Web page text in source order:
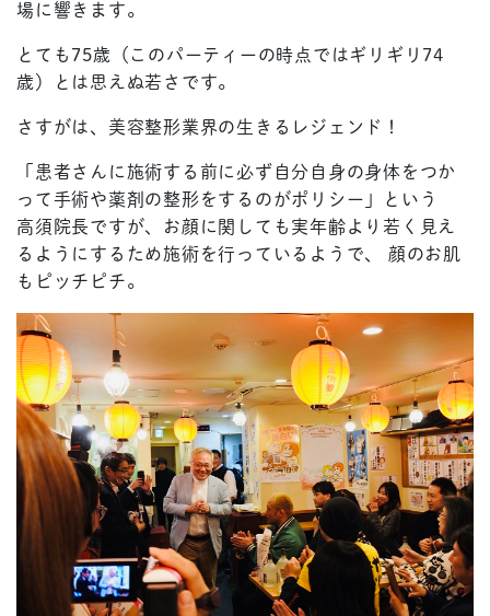
場に響きます。
とても75歳（このパーティーの時点ではギリギリ74
歳）とは思えぬ若さです。
さすがは、美容整形業界の生きるレジェンド！
「患者さんに施術する前に必ず自分自身の身体をつか
って手術や薬剤の整形をするのがポリシー」という
高須院長ですが、お顔に関しても実年齢より若く見え
るようにするため施術を行っているようで、 顔のお肌
もピッチピチ。